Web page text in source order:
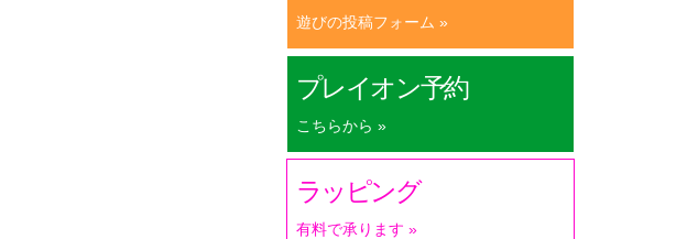
遊びの投稿フォーム »
プレイオン予約
こちらから »
ラッピング
有料で承ります »